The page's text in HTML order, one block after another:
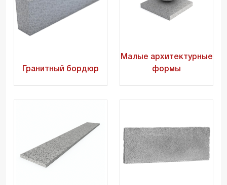
Гранитный бордюр
Малые архитектурные
формы